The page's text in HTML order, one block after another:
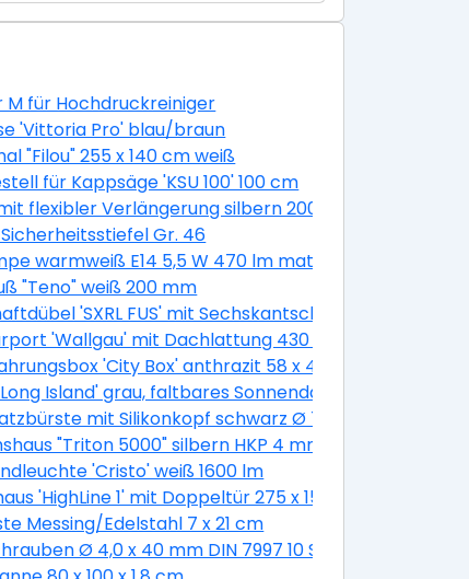
für Hochdruckreiniger
'Vittoria Pro' blau/braun
"Filou" 255 x 140 cm weiß
für Kappsäge 'KSU 100' 100 cm
cm
flexibler Verlängerung silbern 200 mm 11-teilig
Gr. 46
Stückwarmweiß E14 5,5 W 470 lm matt, 3 Stück
"Teno" weiß 200 mm
'SXRL FUS' mit Sechskantschraube, Ø 10 x 60
cm
'Wallgau' mit Dachlattung 430 x 500 cm
'City Box' anthrazit 58 x 44 x 55 cm
Island' grau, faltbares Sonnendach
mit Silikonkopf schwarz Ø 7,5 cm
"Triton 5000" silbern HKP 4 mm
'Cristo' weiß 1600 lm
'HighLine 1' mit Doppeltür 275 x 155 cm
Messing/Edelstahl 7 x 21 cm
Ø 4,0 x 40 mm DIN 7997 10 Stück